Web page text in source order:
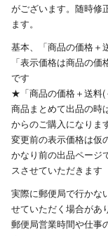
がございます。随時修
ます。
基本、「商品の価格＋
「表示価格は商品の
です
★「商品の価格＋送料(
商品まとめて出品の時
からのご購入になりま
変更前の表示価格は仮
かなり前の出品ページ
スさせていただきます
実際に郵便局で行かな
せていただく場合があ
郵便局営業時間や仕事